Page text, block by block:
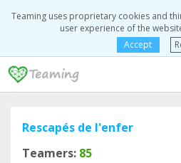
Teaming uses proprietary cookies and
user experience of the
Accept
Rescapés de l'enfer
Teamers: 85